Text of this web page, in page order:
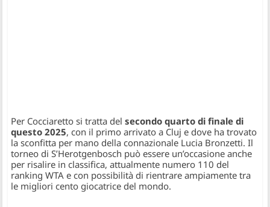
Per Cocciaretto si tratta delsecondo quarto di finale di
questo 2025, con il primo arrivato a Cluj e dove ha trovato
la sconfitta per mano della connazionale Lucia Bronzetti. Il
torneo di S’Herotgenbosch può essere un’occasione anche
per risalire in classifica, attualmente numero 110 del
ranking WTA e con possibilità di rientrare ampiamente tra
le migliori cento giocatrice del mondo.